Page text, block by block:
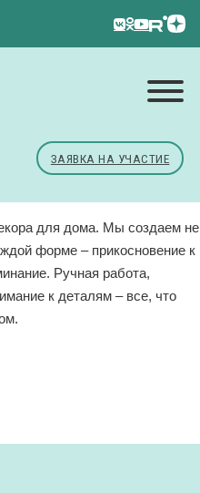
ЗАЯВКА НА УЧАСТИЕ
для дома. Мы создаем не
форме – прикосновение к
Ручная работа,
к деталям – все, что